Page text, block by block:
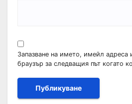
Запазване на името, имейл адреса
браузър за следващия път когато